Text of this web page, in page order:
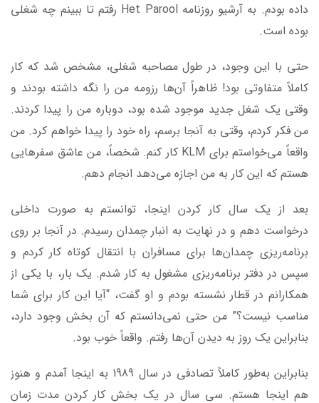
داده بودم. به آرشیو روزنامه Het Parool رفتم تا ببینم چه شغلی
بوده است.
حتی با این وجود، در طول مصاحبه شغلی، مشخص شد که کار
کاملاً متفاوتی بود! ظاهراً آن‌ها رزومه من را نگه داشته بودند و
وقتی یک شغل جدید موجود شده بود، دوباره من را پیدا کردند.
من فکر کردم، وقتی به آنجا برسم، راه خود را پیدا خواهم کرد. من
واقعاً می‌خواستم برای KLM کار کنم. شخصاً، من عاشق سفرهایی
هستم که این کار به من اجازه می‌دهد انجام دهم.
بعد از یک سال کار کردن اینجا، توانستم به صورت داخلی
درخواست دهم و در نهایت به انبار چمدان رسیدم. در آنجا بر روی
برنامه‌ریزی چمدان‌ها برای مسافران با انتقال کوتاه کار کردم و
سپس در دفتر برنامه‌ریزی مشغول به کار شدم. یک بار، با یکی از
همکارانم در قطار نشسته بودم و او گفت، “آیا این کار برای شما
مناسب نیست؟” من حتی نمی‌دانستم که آن بخش وجود دارد،
بنابراین یک روز به دیدن آن‌ها رفتم. واقعاً خوب بود.
بنابراین به‌طور کاملاً تصادفی در سال 1989 به اینجا آمدم و هنوز
هم اینجا هستم. سی سال در یک بخش کار کردن مدت زمان